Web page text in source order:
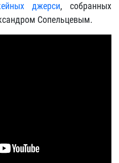
джерси, собранных
Сопельцевым.